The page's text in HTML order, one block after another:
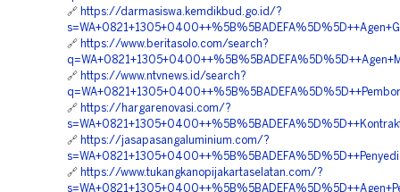
🔗 https://darmasiswa.kemdikbud.go.id/?
🔗 https://www.beritasolo.com/search?
🔗 https://www.ntvnews.id/search?
🔗 https://hargarenovasi.com/?
🔗 https://jasapasangaluminium.com/?
🔗 https://www.tukangkanopijakartaselatan.com/?